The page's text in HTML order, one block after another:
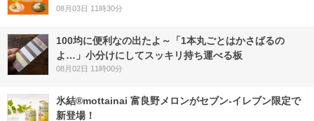
08月03日 11時30分
100均に便利なの出たよ～「1本丸ごとはかさばるの
よ…」小分けにしてスッキリ持ち運べる板
08月02日 11時00分
氷結®mottainai 富良野メロンがセブン‐イレブン限定で
新登場！